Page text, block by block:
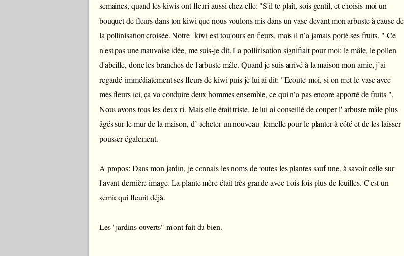
semaines, quand les kiwis ont fleuri aussi chez elle: "S'il te plaît, sois gentil, et choisis-moi un
bouquet de fleurs dans ton kiwi que nous voulons mis dans un vase devant mon arbuste à cause de
la pollinisation croisée. Notre kiwi est toujours en fleurs, mais il n’a jamais porté ses fruits. " Ce
n'est pas une mauvaise idée, me suis-je dit. La pollinisation signifiait pour moi: le mâle, le pollen
d'abeille, donc les branches de l'arbuste mâle. Quand je suis arrivé à la maison mon amie, j’ai
regardé immédiatement ses fleurs de kiwi puis je lui ai dit: "Ecoute-moi, si on met le vase avec
mes fleurs ici, ça va conduire deux hommes ensemble, ce qui n’a pas encore apporté de fruits ".
Nous avons tous les deux ri. Mais elle était triste. Je lui ai conseillé de couper l' arbuste mâle plus
âgés sur le mur de la maison, d’ acheter un nouveau, femelle pour le planter à côté et de les laisser
pousser également.
A propos: Dans mon jardin, je connais les noms de toutes les plantes sauf une, à savoir celle sur
l'avant-dernière image. La plante mère était très grande avec trois fois plus de feuilles. C'est un
semis qui fleurit déjà.
Les "jardins ouverts" m'ont fait du bien.